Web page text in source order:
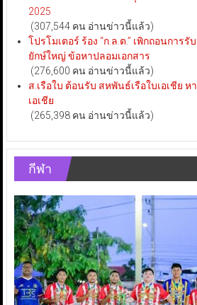
2025
(307,544 คน อ่านข่าวนี้แล้ว)
โปรโมเตอร์ ร้อง “ก.ล.ต.” เพิกถอนการ
ยักษ์ใหญ่ ข้อหาปลอมเอกสาร
(276,600 คน อ่านข่าวนี้แล้ว)
ส.เรือใบ ต้อนรับ สหพันธ์เรือใบเอเชีย
เอเชีย
(265,398 คน อ่านข่าวนี้แล้ว)
กีฬา